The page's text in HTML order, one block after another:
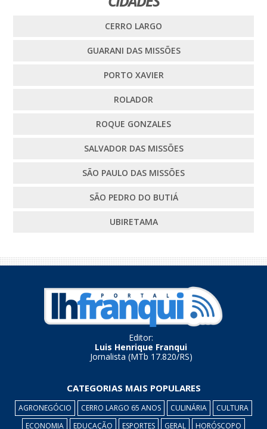
CERRO LARGO
GUARANI DAS MISSÕES
PORTO XAVIER
ROLADOR
ROQUE GONZALES
SALVADOR DAS MISSÕES
SÃO PAULO DAS MISSÕES
SÃO PEDRO DO BUTIÁ
UBIRETAMA
Editor:
Luis Henrique Franqui
Jornalista (MTb 17.820/RS)
CATEGORIAS MAIS POPULARES
AGRONEGÓCIO CERRO LARGO 65 ANOS CULINÁRIA
CULTURA
ECONOMIA
EDUCAÇÃO ESPORTES GERAL HORÓSCOPO